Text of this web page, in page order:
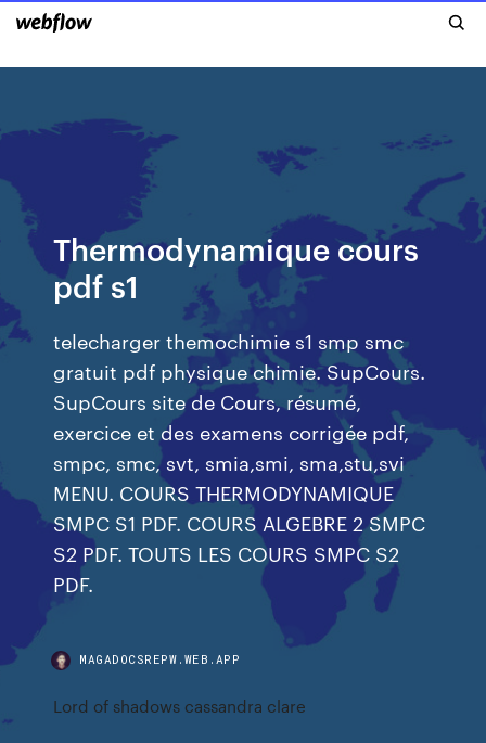
Thermodynamique cours
pdf s1
telecharger themochimie s1 smp smc
gratuit pdf physique chimie. SupCours.
SupCours site de Cours, résumé,
exercice et des examens corrigée pdf,
smpc, smc, svt, smia,smi, sma,stu,svi
MENU. COURS THERMODYNAMIQUE
SMPC S1 PDF. COURS ALGEBRE 2 SMPC
S2 PDF. TOUTS LES COURS SMPC S2
PDF.
MAGADOCSREPW.WEB.APP
Lord of shadows cassandra clare